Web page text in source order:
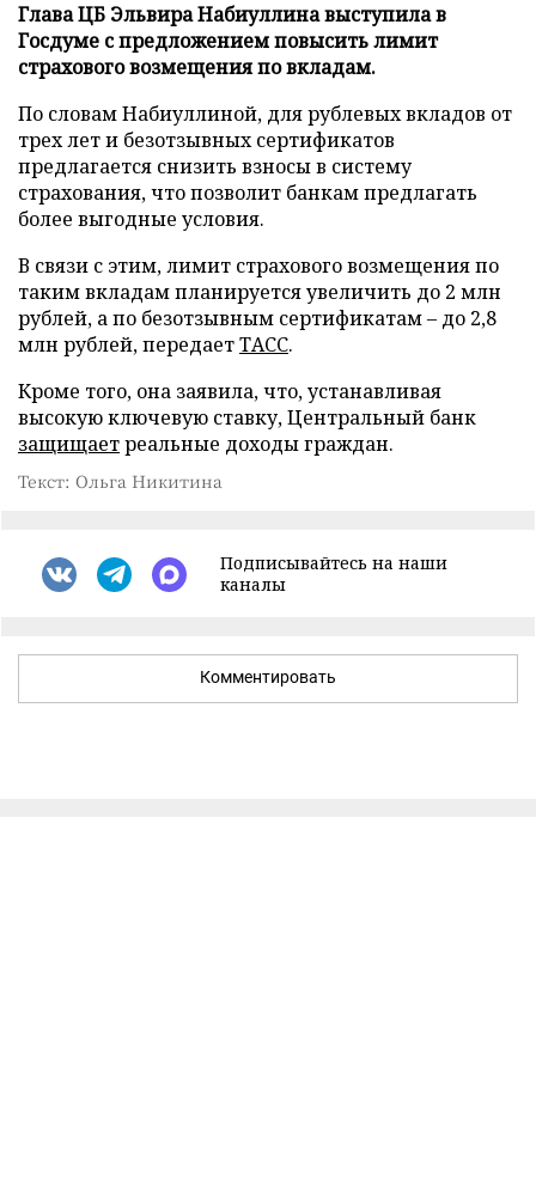
Глава ЦБ Эльвира Набиуллина выступила в
Госдуме с предложением повысить лимит
страхового возмещения по вкладам.
По словам Набиуллиной, для рублевых вкладов от
трех лет и безотзывных сертификатов
предлагается снизить взносы в систему
страхования, что позволит банкам предлагать
более выгодные условия.
В связи с этим, лимит страхового возмещения по
таким вкладам планируется увеличить до 2 млн
рублей, а по безотзывным сертификатам – до 2,8
млн рублей, передаетТАСС.
Кроме того, она заявила, что, устанавливая
высокую ключевую ставку, Центральный банк
защищаетреальные доходы граждан.
Текст: Ольга Никитина
Подписывайтесь на наши
каналы
Комментировать